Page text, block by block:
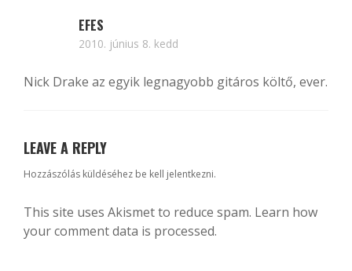
EFES
2010. június 8. kedd
Nick Drake az egyik legnagyobb gitáros költő, ever.
LEAVE A REPLY
Hozzászólás küldéséhez be kell jelentkezni.
This site uses Akismet to reduce spam. Learn how
your comment data is processed.